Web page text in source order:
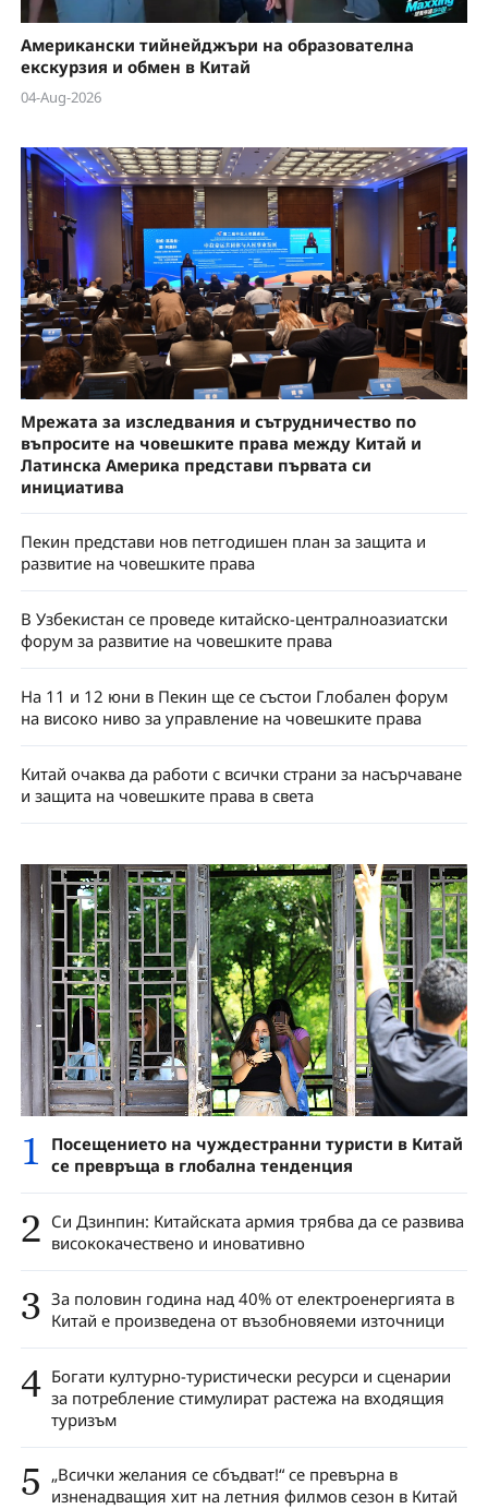
Американски тийнейджъри на образователна
екскурзия и обмен в Китай
04-Aug-2026
Мрежата за изследвания и сътрудничество по
въпросите на човешките права между Китай и
Латинска Америка представи първата си
инициатива
Пекин представи нов петгодишен план за защита и
развитие на човешките права
В Узбекистан се проведе китайско-централноазиатски
форум за развитие на човешките права
На 11 и 12 юни в Пекин ще се състои Глобален форум
на високо ниво за управление на човешките права
Китай очаква да работи с всички страни за насърчаване
и защита на човешките права в света
1
Посещението на чуждестранни туристи в Китай
се превръща в глобална тенденция
2 Си Дзинпин: Китайската армия трябва да се развива
висококачествено и иновативно
3 За половин година над 40% от електроенергията в
Китай е произведена от възобновяеми източници
4 Богати културно-туристически ресурси и сценарии
за потребление стимулират растежа на входящия
туризъм
5 „Всички желания се сбъдват!“ се превърна в
изненадващия хит на летния филмов сезон в Китай